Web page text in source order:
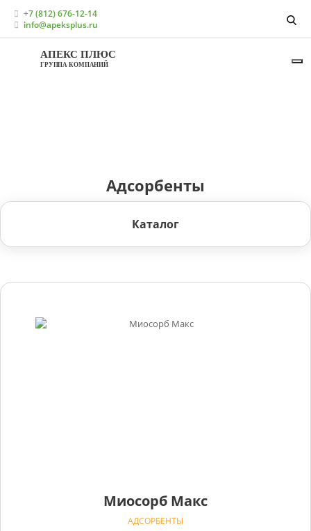
+7 (812) 676-12-14
info@apeksplus.ru
АПЕКС ПЛЮС
ГРУППА КОМПАНИЙ
Кормовые добавки для птицеводства
Адсорбенты
Адсорбенты
Каталог
Миосорб Макс
АДСОРБЕНТЫ